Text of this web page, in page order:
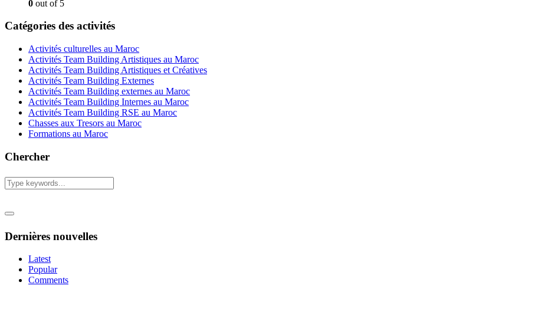
0 out of 5
Catégories des activités
Activités culturelles au Maroc
Activités Team Building Artistiques au Maroc
Activités Team Building Artistiques et Créatives
Activités Team Building Externes
Activités Team Building externes au Maroc
Activités Team Building Internes au Maroc
Activités Team Building RSE au Maroc
Chasses aux Tresors au Maroc
Formations au Maroc
Chercher
Dernières nouvelles
Latest
Popular
Comments